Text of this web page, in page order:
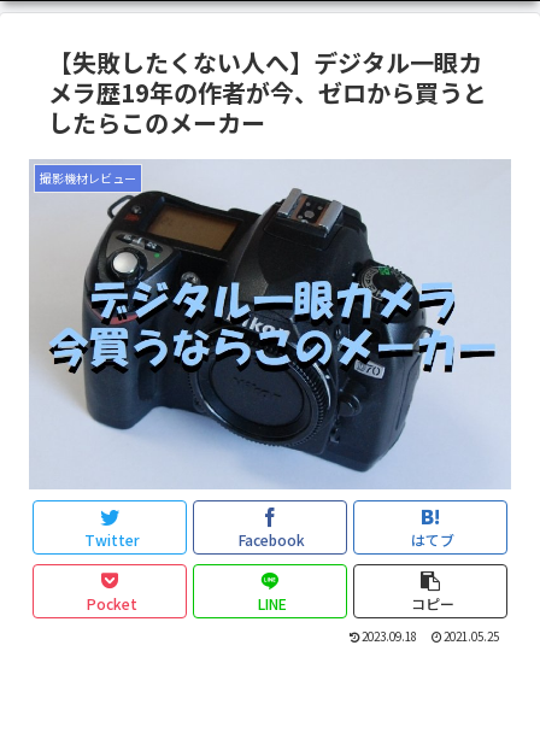
【失敗したくない人へ】デジタル一眼カ
メラ歴19年の作者が今、ゼロから買うと
したらこのメーカー
撮影機材レビュー
Twitter Facebook はてブ
Pocket LINE コピー
2023.09.18 2021.05.25